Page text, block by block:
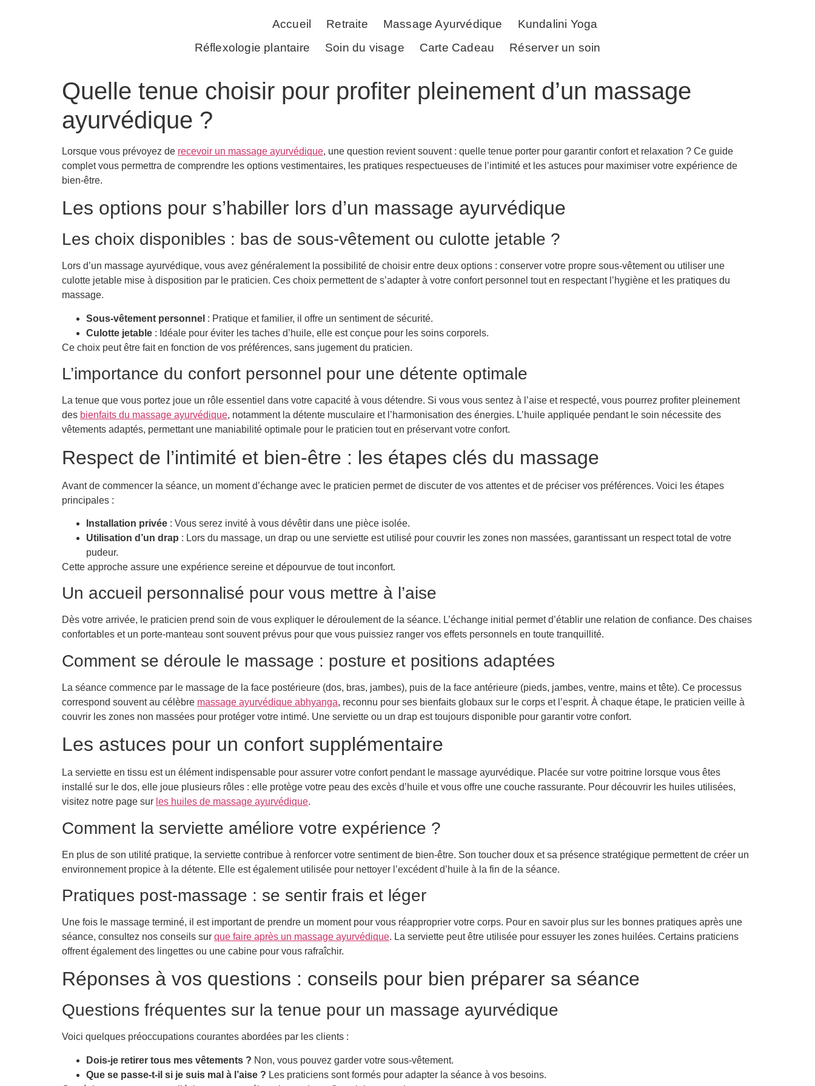
Accueil Retraite Massage Ayurvédique
Kundalini Yoga
Réflexologie plantaire
Soin du visage Carte Cadeau Réserver un soin
Quelle tenue choisir pour profiter pleinement d’un massage
ayurvédique ?
Lorsque vous prévoyez de recevoir un massage ayurvédique, une question revient souvent : quelle tenue porter pour garantir confort et relaxation ? Ce guide
complet vous permettra de comprendre les options vestimentaires, les pratiques respectueuses de l’intimité et les astuces pour maximiser votre expérience de
bien-être.
Les options pour s’habiller lors d’un massage ayurvédique
Les choix disponibles : bas de sous-vêtement ou culotte jetable ?
Lors d’un massage ayurvédique, vous avez généralement la possibilité de choisir entre deux options : conserver votre propre sous-vêtement ou utiliser une
culotte jetable mise à disposition par le praticien. Ces choix permettent de s’adapter à votre confort personnel tout en respectant l’hygiène et les pratiques du
massage.
Sous-vêtement personnel : Pratique et familier, il offre un sentiment de sécurité.
Culotte jetable : Idéale pour éviter les taches d’huile, elle est conçue pour les soins corporels.
Ce choix peut être fait en fonction de vos préférences, sans jugement du praticien.
L’importance du confort personnel pour une détente optimale
La tenue que vous portez joue un rôle essentiel dans votre capacité à vous détendre. Si vous vous sentez à l’aise et respecté, vous pourrez profiter pleinement
des bienfaits du massage ayurvédique, notamment la détente musculaire et l’harmonisation des énergies. L’huile appliquée pendant le soin nécessite des
vêtements adaptés, permettant une maniabilité optimale pour le praticien tout en préservant votre confort.
Respect de l’intimité et bien-être : les étapes clés du massage
Avant de commencer la séance, un moment d’échange avec le praticien permet de discuter de vos attentes et de préciser vos préférences. Voici les étapes
principales :
Installation privée : Vous serez invité à vous dévêtir dans une pièce isolée.
Utilisation d’un drap : Lors du massage, un drap ou une serviette est utilisé pour couvrir les zones non massées, garantissant un respect total de votre
pudeur.
Cette approche assure une expérience sereine et dépourvue de tout inconfort.
Un accueil personnalisé pour vous mettre à l’aise
Dès votre arrivée, le praticien prend soin de vous expliquer le déroulement de la séance. L’échange initial permet d’établir une relation de confiance. Des chaises
confortables et un porte-manteau sont souvent prévus pour que vous puissiez ranger vos effets personnels en toute tranquillité.
Comment se déroule le massage : posture et positions adaptées
La séance commence par le massage de la face postérieure (dos, bras, jambes), puis de la face antérieure (pieds, jambes, ventre, mains et tête). Ce processus
correspond souvent au célèbre massage ayurvédique abhyanga, reconnu pour ses bienfaits globaux sur le corps et l’esprit. À chaque étape, le praticien veille à
couvrir les zones non massées pour protéger votre intimé. Une serviette ou un drap est toujours disponible pour garantir votre confort.
Les astuces pour un confort supplémentaire
La serviette en tissu est un élément indispensable pour assurer votre confort pendant le massage ayurvédique. Placée sur votre poitrine lorsque vous êtes
installé sur le dos, elle joue plusieurs rôles : elle protège votre peau des excès d’huile et vous offre une couche rassurante. Pour découvrir les huiles utilisées,
visitez notre page sur les huiles de massage ayurvédique.
Comment la serviette améliore votre expérience ?
En plus de son utilité pratique, la serviette contribue à renforcer votre sentiment de bien-être. Son toucher doux et sa présence stratégique permettent de créer un
environnement propice à la détente. Elle est également utilisée pour nettoyer l’excédent d’huile à la fin de la séance.
Pratiques post-massage : se sentir frais et léger
Une fois le massage terminé, il est important de prendre un moment pour vous réapproprier votre corps. Pour en savoir plus sur les bonnes pratiques après une
séance, consultez nos conseils sur que faire après un massage ayurvédique. La serviette peut être utilisée pour essuyer les zones huilées. Certains praticiens
offrent également des lingettes ou une cabine pour vous rafraîchir.
Réponses à vos questions : conseils pour bien préparer sa séance
Questions fréquentes sur la tenue pour un massage ayurvédique
Voici quelques préoccupations courantes abordées par les clients :
Dois-je retirer tous mes vêtements ? Non, vous pouvez garder votre sous-vêtement.
Que se passe-t-il si je suis mal à l’aise ? Les praticiens sont formés pour adapter la séance à vos besoins.